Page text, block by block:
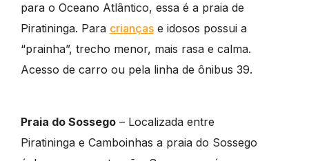
para o Oceano Atlântico, essa é a praia de
Piratininga. Para criançase idosos possui a
“prainha”, trecho menor, mais rasa e calma.
Acesso de carro ou pela linha de ônibus 39.
Praia do Sossego– Localizada entre
Piratininga e Camboinhas a praia do Sossego